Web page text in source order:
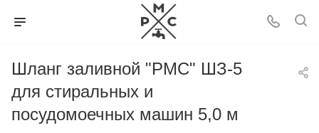
Шланг заливной "РМС" ШЗ-5
для стиральных и
посудомоечных машин 5,0 м